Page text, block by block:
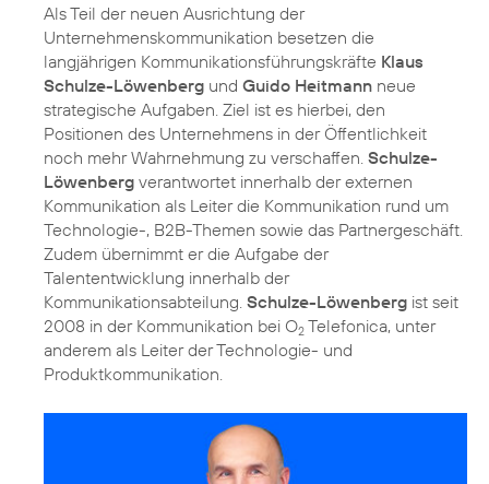
Als Teil der neuen Ausrichtung der
Unternehmenskommunikation besetzen die
langjährigen Kommunikationsführungskräfte Klaus
Schulze-Löwenberg und Guido Heitmann neue
strategische Aufgaben. Ziel ist es hierbei, den
Positionen des Unternehmens in der Öffentlichkeit
noch mehr Wahrnehmung zu verschaffen. Schulze-
Löwenberg verantwortet innerhalb der externen
Kommunikation als Leiter die Kommunikation rund um
Technologie-, B2B-Themen sowie das Partnergeschäft.
Zudem übernimmt er die Aufgabe der
Talententwicklung innerhalb der
Kommunikationsabteilung. Schulze-Löwenberg ist seit
2008 in der Kommunikation bei O2 Telefonica, unter
anderem als Leiter der Technologie- und
Produktkommunikation.